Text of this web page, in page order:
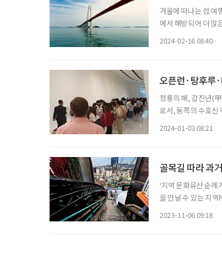
겨울에 떠나는 섬 여
에서 해방되어 더 많
2024-02-16 08:40
오픈런·탕후루
청룡의 해, 갑진년(
로서, 동쪽의 수호신
2024-01-03 08:21
골목길 따라 과
‘지역 문화유산 순
을 만날 수 있는 지
2023-11-06 09:18